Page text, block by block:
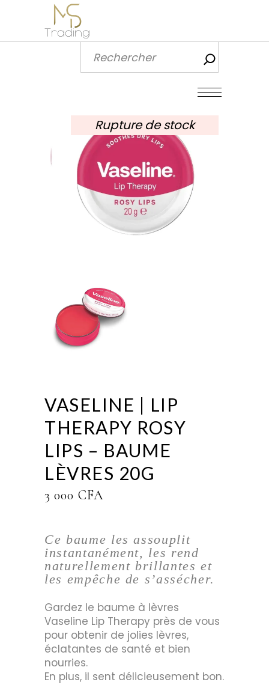
Rupture de stock
VASELINE | LIP
THERAPY ROSY
LIPS – BAUME
LÈVRES 20G
3 000 CFA
Ce baume les assouplit
instantanément, les rend
naturellement brillantes et
les empêche de s’assécher.
Gardez le baume à lèvres
Vaseline Lip Therapy près de vous
pour obtenir de jolies lèvres,
éclatantes de santé et bien
nourries.
En plus, il sent délicieusement bon.